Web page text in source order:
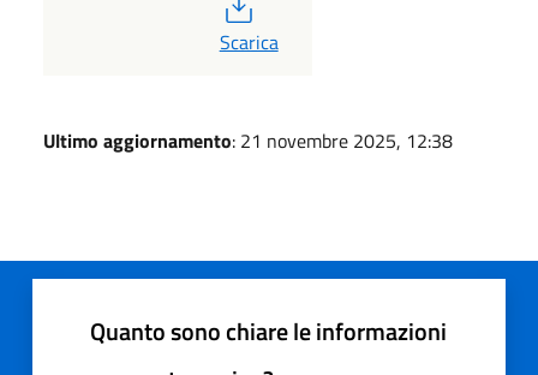
PDF
Scarica
Ultimo aggiornamento: 21 novembre 2025, 12:38
Quanto sono chiare le informazioni